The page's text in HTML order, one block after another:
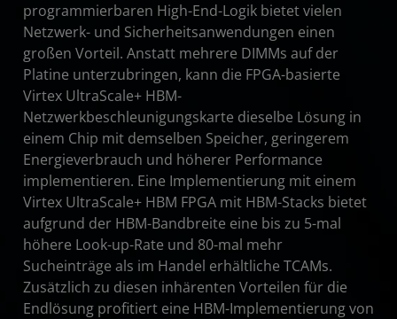
programmierbaren High-End-Logik bietet vielen
Netzwerk- und Sicherheitsanwendungen einen
großen Vorteil. Anstatt mehrere DIMMs auf der
Platine unterzubringen, kann die FPGA-basierte
Virtex UltraScale+ HBM-
Netzwerkbeschleunigungskarte dieselbe Lösung in
einem Chip mit demselben Speicher, geringerem
Energieverbrauch und höherer Performance
implementieren. Eine Implementierung mit einem
Virtex UltraScale+ HBM FPGA mit HBM-Stacks bietet
aufgrund der HBM-Bandbreite eine bis zu 5-mal
höhere Look-up-Rate und 80-mal mehr
Sucheinträge als im Handel erhältliche TCAMs.
Zusätzlich zu diesen inhärenten Vorteilen für die
Endlösung profitiert eine HBM-Implementierung von